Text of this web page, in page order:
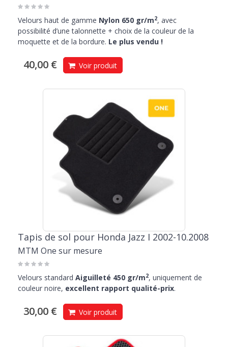
Velours haut de gamme Nylon 650 gr/m2, avec
possibilité d’une talonnette + choix de la couleur de la
moquette et de la bordure. Le plus vendu !
40,00 € Voir produit
Tapis de sol pour Honda Jazz I 2002-10.2008
MTM One sur mesure
Velours standard Aiguilleté 450 gr/m2, uniquement de
couleur noire, excellent rapport qualité-prix.
30,00 € Voir produit